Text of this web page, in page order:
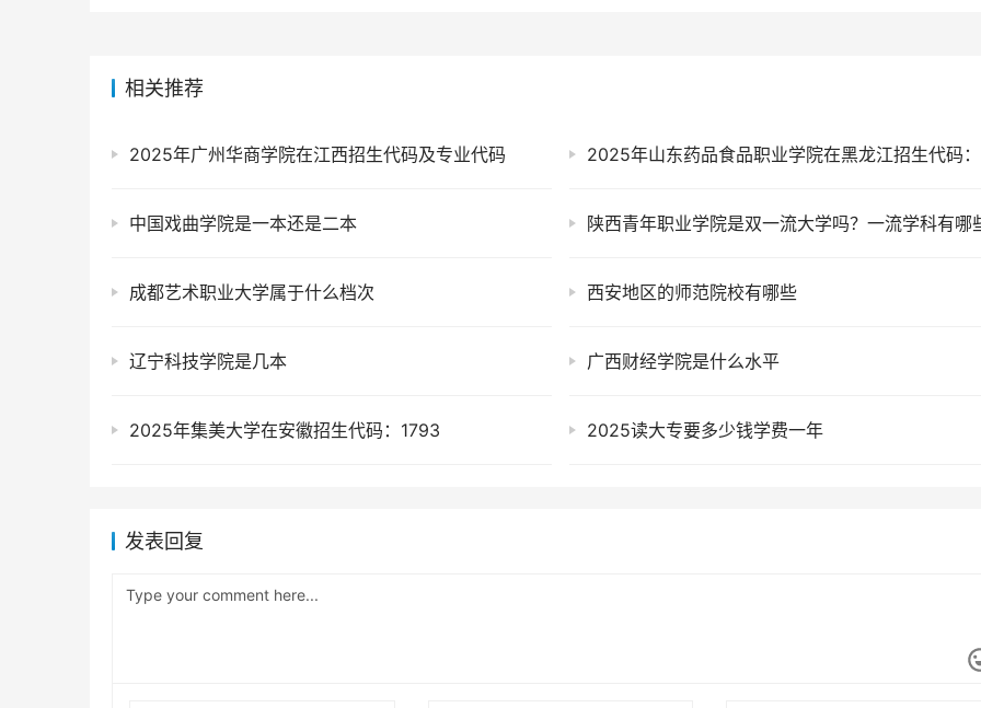
相关推荐
2025年广州华商学院在江西招生代码及专业代码
中国戏曲学院是一本还是二本
成都艺术职业大学属于什么档次 西安地区的师范院校有哪些
辽宁科技学院是几本 广西财经学院是什么水平
2025年集美大学在安徽招生代码：1793 2025读大专要多少钱学费一年
发表回复